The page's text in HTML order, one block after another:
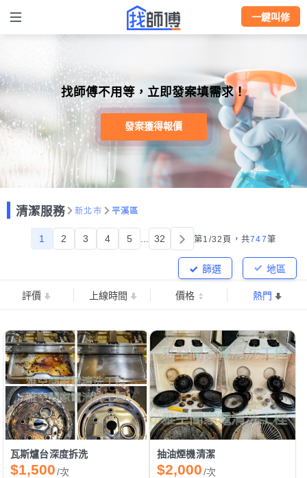
一鍵叫修
找師傅不用等，立即發案填需求！
發案獲得報價
清潔服務 新北市 平溪區
1 2 3 4 5 32 第1/32頁， 共747筆
地區
篩選
評價 上線時間 價格 熱門
瓦斯爐台深度拆洗
$1,500/次
抽油煙機清潔
$2,000/次